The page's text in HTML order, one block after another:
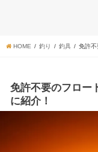
HOME 釣り 釣具 免許不
免許不要のフロー
に紹介！